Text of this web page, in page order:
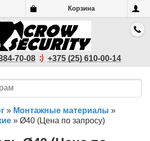
Корзина
70-08 +375 (25) 610-00-14
» Монтажные материалы »
» Ø40 (Цена по запросу)